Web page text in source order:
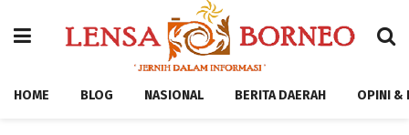
HOME BLOG NASIONAL BERITA DAERAH OPINI &